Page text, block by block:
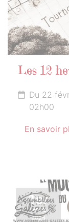
Les 12
Du 22
02h00
En savoir
1er
MARS
2025